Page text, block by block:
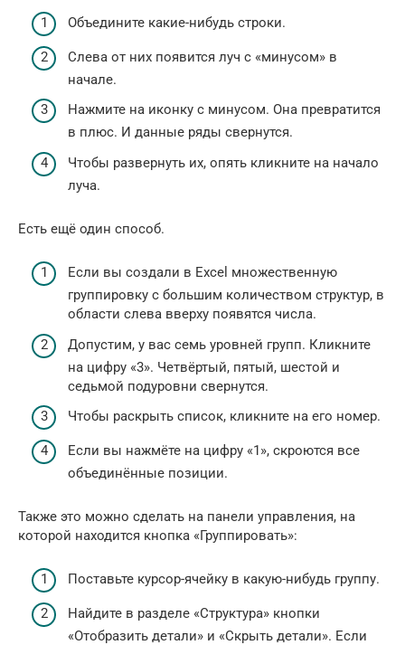
Объедините какие-нибудь строки.
Слева от них появится луч с «минусом» в
начале.
Нажмите на иконку с минусом. Она превратится
в плюс. И данные ряды свернутся.
Чтобы развернуть их, опять кликните на начало
луча.
Есть ещё один способ.
Если вы создали в Excel множественную
группировку с большим количеством структур, в
области слева вверху появятся числа.
Допустим, у вас семь уровней групп. Кликните
на цифру «3». Четвёртый, пятый, шестой и
седьмой подуровни свернутся.
Чтобы раскрыть список, кликните на его номер.
Если вы нажмёте на цифру «1», скроются все
объединённые позиции.
Также это можно сделать на панели управления, на
которой находится кнопка «Группировать»:
Поставьте курсор-ячейку в какую-нибудь группу.
Найдите в разделе «Структура» кнопки
«Отобразить детали» и «Скрыть детали». Если